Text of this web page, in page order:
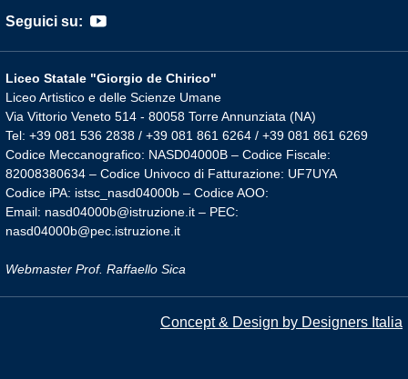
Seguici su:
Liceo Statale "Giorgio de Chirico"
Liceo Artistico e delle Scienze Umane
Via Vittorio Veneto 514 - 80058 Torre Annunziata (NA)
Tel: +39 081 536 2838 / +39 081 861 6264 / +39 081 861 6269
Codice Meccanografico: NASD04000B – Codice Fiscale:
82008380634 – Codice Univoco di Fatturazione: UF7UYA
Codice iPA: istsc_nasd04000b – Codice AOO:
Email: nasd04000b@istruzione.it – PEC:
nasd04000b@pec.istruzione.it
Webmaster Prof. Raffaello Sica
Concept & Design by Designers Italia